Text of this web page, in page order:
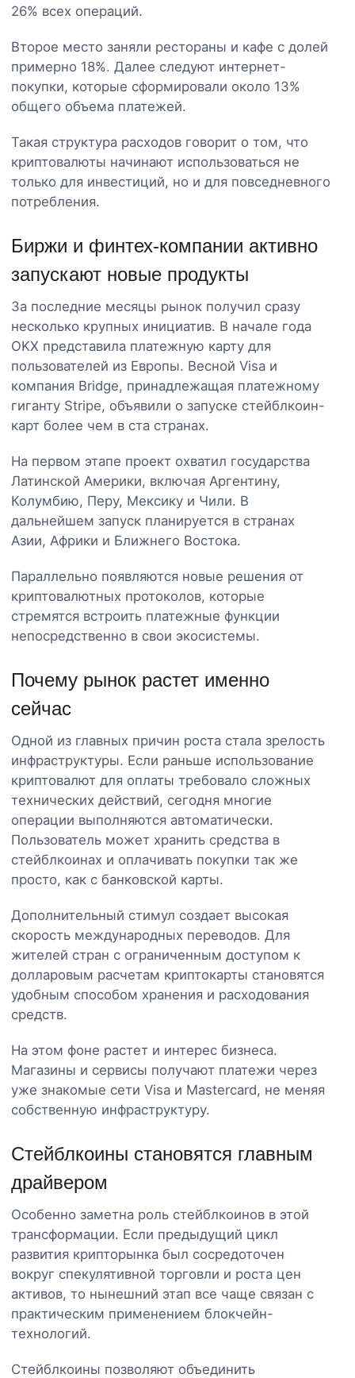
26% всех операций.
Второе место заняли рестораны и кафе с долей
примерно 18%. Далее следуют интернет-
покупки, которые сформировали около 13%
общего объема платежей.
Такая структура расходов говорит о том, что
криптовалюты начинают использоваться не
только для инвестиций, но и для повседневного
потребления.
Биржи и финтех-компании активно
запускают новые продукты
За последние месяцы рынок получил сразу
несколько крупных инициатив. В начале года
OKX представила платежную карту для
пользователей из Европы. Весной Visa и
компания Bridge, принадлежащая платежному
гиганту Stripe, объявили о запуске стейблкоин-
карт более чем в ста странах.
На первом этапе проект охватил государства
Латинской Америки, включая Аргентину,
Колумбию, Перу, Мексику и Чили. В
дальнейшем запуск планируется в странах
Азии, Африки и Ближнего Востока.
Параллельно появляются новые решения от
криптовалютных протоколов, которые
стремятся встроить платежные функции
непосредственно в свои экосистемы.
Почему рынок растет именно
сейчас
Одной из главных причин роста стала зрелость
инфраструктуры. Если раньше использование
криптовалют для оплаты требовало сложных
технических действий, сегодня многие
операции выполняются автоматически.
Пользователь может хранить средства в
стейблкоинах и оплачивать покупки так же
просто, как с банковской карты.
Дополнительный стимул создает высокая
скорость международных переводов. Для
жителей стран с ограниченным доступом к
долларовым расчетам криптокарты становятся
удобным способом хранения и расходования
средств.
На этом фоне растет и интерес бизнеса.
Магазины и сервисы получают платежи через
уже знакомые сети Visa и Mastercard, не меняя
собственную инфраструктуру.
Стейблкоины становятся главным
драйвером
Особенно заметна роль стейблкоинов в этой
трансформации. Если предыдущий цикл
развития крипторынка был сосредоточен
вокруг спекулятивной торговли и роста цен
активов, то нынешний этап все чаще связан с
практическим применением блокчейн-
технологий.
Стейблкоины позволяют объединить